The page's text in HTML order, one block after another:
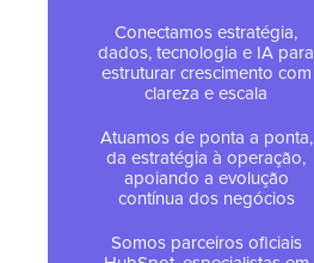
Conectamos estratégia,
dados, tecnologia e IA para
estruturar crescimento com
clareza e escala
Atuamos de ponta a ponta,
da estratégia à operação,
apoiando a evolução
contínua dos negócios
Somos parceiros oficiais